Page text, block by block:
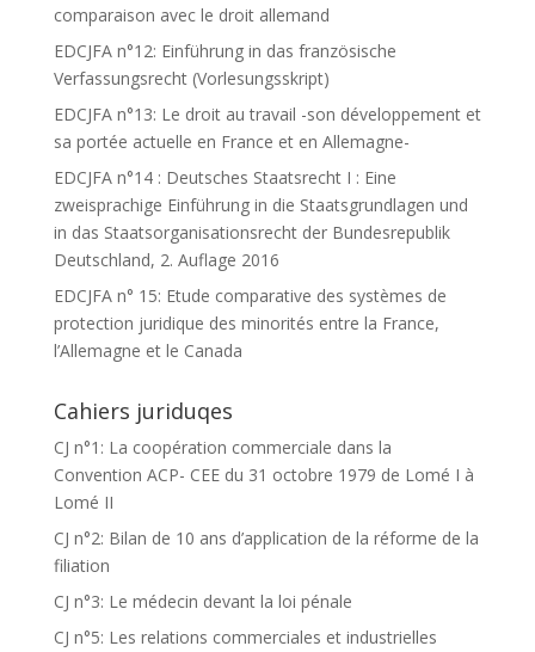
comparaison avec le droit allemand
EDCJFA n°12: Einführung in das französische
Verfassungsrecht (Vorlesungsskript)
EDCJFA n°13: Le droit au travail -son développement et
sa portée actuelle en France et en Allemagne-
EDCJFA n°14 : Deutsches Staatsrecht I : Eine
zweisprachige Einführung in die Staatsgrundlagen und
in das Staatsorganisationsrecht der Bundesrepublik
Deutschland, 2. Auflage 2016
EDCJFA n° 15: Etude comparative des systèmes de
protection juridique des minorités entre la France,
l’Allemagne et le Canada
Cahiers juriduqes
CJ n°1: La coopération commerciale dans la
Convention ACP- CEE du 31 octobre 1979 de Lomé I à
Lomé II
CJ n°2: Bilan de 10 ans d’application de la réforme de la
filiation
CJ n°3: Le médecin devant la loi pénale
CJ n°5: Les relations commerciales et industrielles